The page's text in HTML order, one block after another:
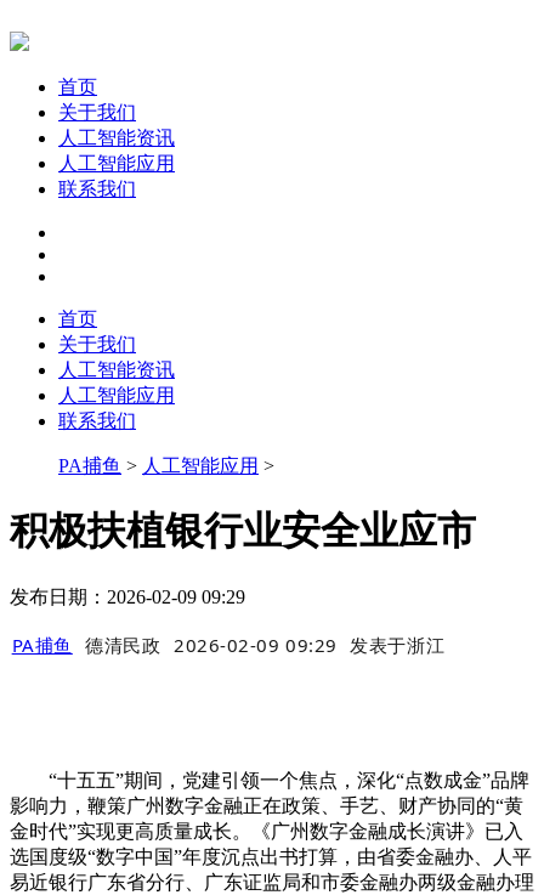
首页
关于我们
人工智能资讯
人工智能应用
联系我们
首页
关于我们
人工智能资讯
人工智能应用
联系我们
PA捕鱼 > 人工智能应用 >
积极扶植银行业安全业应市
发布日期：2026-02-09 09:29
PA捕鱼 德清民政 2026-02-09 09:29 发表于浙江
“十五五”期间，党建引领一个焦点，深化“点数成金”品牌
影响力，鞭策广州数字金融正在政策、手艺、财产协同的“黄
金时代”实现更高质量成长。《广州数字金融成长演讲》已入
选国度级“数字中国”年度沉点出书打算，由省委金融办、人平
易近银行广东省分行、广东证监局和市委金融办两级金融办理